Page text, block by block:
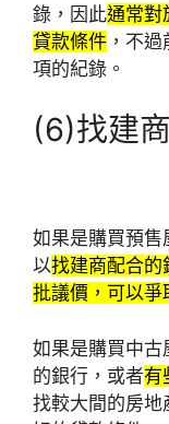
錄，因此通常對
貸款條件 ，不
項的紀錄。
(6)找建
如果是購買預售
以找建商配合的
批議價，可以爭
如果是購買中古
的銀行，或者有
找較大間的房地